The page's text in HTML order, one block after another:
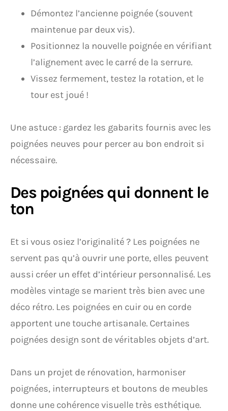
Démontez l’ancienne poignée (souvent
maintenue par deux vis).
Positionnez la nouvelle poignée en vérifiant
l’alignement avec le carré de la serrure.
Vissez fermement, testez la rotation, et le
tour est joué !
Une astuce : gardez les gabarits fournis avec les
poignées neuves pour percer au bon endroit si
nécessaire.
Des poignées qui donnent le
ton
Et si vous osiez l’originalité ? Les poignées ne
servent pas qu’à ouvrir une porte, elles peuvent
aussi créer un effet d’intérieur personnalisé. Les
modèles vintage se marient très bien avec une
déco rétro. Les poignées en cuir ou en corde
apportent une touche artisanale. Certaines
poignées design sont de véritables objets d’art.
Dans un projet de rénovation, harmoniser
poignées, interrupteurs et boutons de meubles
donne une cohérence visuelle très esthétique.